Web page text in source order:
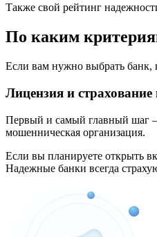
Также свой рейтинг
По каким
Если вам нужно выбрать банк,
Лицензия и страхование
Первый и самый главный шаг
мошенническая организация.
Если вы планируете открыть
Надежные банки всегда